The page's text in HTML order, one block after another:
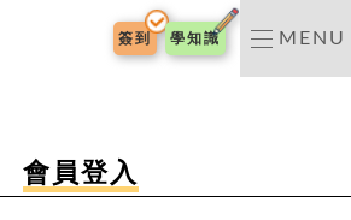
交通安全入口網
簽到 學知識 MENU
會員登入